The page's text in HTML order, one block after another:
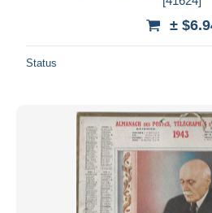
±
Status